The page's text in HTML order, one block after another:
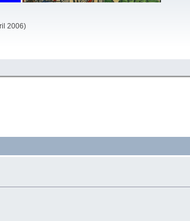
2006)